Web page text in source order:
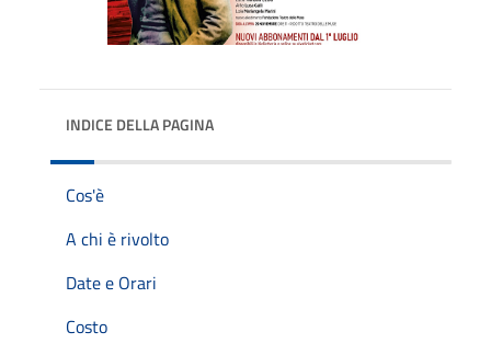
INDICE DELLA PAGINA
Cos'è
A chi è rivolto
Date e Orari
Costo